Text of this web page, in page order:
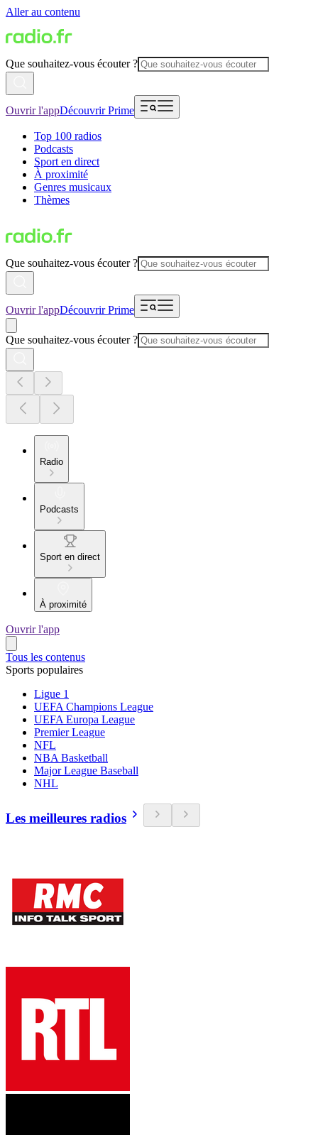
Aller au contenu
Que souhaitez-vous écouter ?
Ouvrir l'appDécouvrir Prime
Top 100 radios
Podcasts
Sport en direct
À proximité
Genres musicaux
Thèmes
Que souhaitez-vous écouter ?
Ouvrir l'appDécouvrir Prime
Que souhaitez-vous écouter ?
Radio
Podcasts
Sport en direct
À proximité
Ouvrir l'app
Tous les contenus
Sports populaires
Ligue 1
UEFA Champions League
UEFA Europa League
Premier League
NFL
NBA Basketball
Major League Baseball
NHL
Les meilleures radios